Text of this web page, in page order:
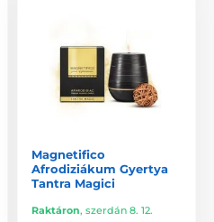
Magnetifico
Afrodiziákum Gyertya
Tantra Magici
Raktáron, szerdán 8. 12.